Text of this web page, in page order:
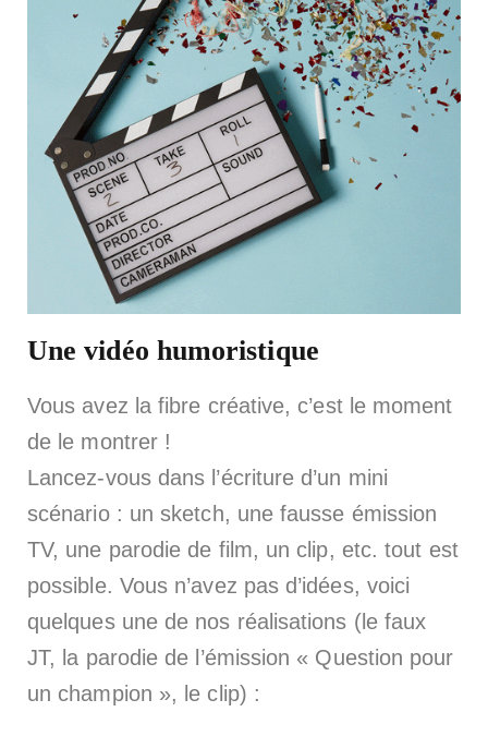
Une vidéo humoristique
Vous avez la fibre créative, c’est le moment
de le montrer !
Lancez-vous dans l’écriture d’un mini
scénario : un sketch, une fausse émission
TV, une parodie de film, un clip, etc. tout est
possible. Vous n’avez pas d’idées, voici
quelques une de nos réalisations (le faux
JT, la parodie de l’émission « Question pour
un champion », le clip) :